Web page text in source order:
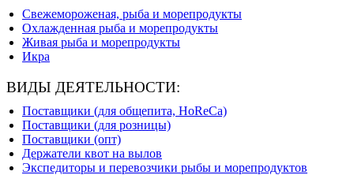
Свежемороженая, рыба и морепродукты
Охлажденная рыба и морепродукты
Живая рыба и морепродукты
Икра
ВИДЫ ДЕЯТЕЛЬНОСТИ:
Поставщики (для общепита, HoReCa)
Поставщики (для розницы)
Поставщики (опт)
Держатели квот на вылов
Экспедиторы и перевозчики рыбы и морепродуктов